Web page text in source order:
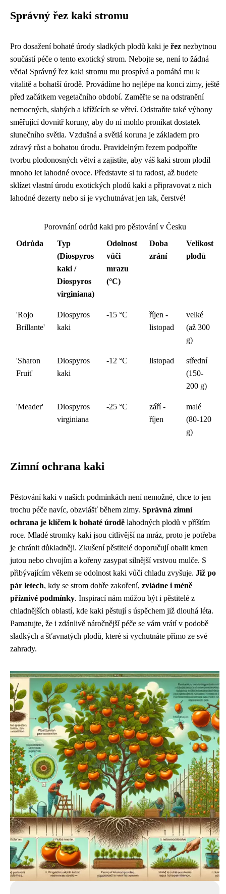
Správný řez kaki stromu
Pro dosažení bohaté úrody sladkých plodů kaki je řez nezbytnou
součástí péče o tento exotický strom. Nebojte se, není to žádná
věda! Správný řez kaki stromu mu prospívá a pomáhá mu k
vitalitě a bohatší úrodě. Provádíme ho nejlépe na konci zimy, ještě
před začátkem vegetačního období. Zaměřte se na odstranění
nemocných, slabých a křížících se větví. Odstraňte také výhony
směřující dovnitř koruny, aby do ní mohlo pronikat dostatek
slunečního světla. Vzdušná a světlá koruna je základem pro
zdravý růst a bohatou úrodu. Pravidelným řezem podpoříte
tvorbu plodonosných větví a zajistíte, aby váš kaki strom plodil
mnoho let lahodné ovoce. Představte si tu radost, až budete
sklízet vlastní úrodu exotických plodů kaki a připravovat z nich
lahodné dezerty nebo si je vychutnávat jen tak, čerstvé!
Porovnání odrůd kaki pro pěstování v Česku
Odrůda
Typ
(Diospyros
kaki /
Diospyros
virginiana)
Odolnost
vůči
mrazu
(°C)
Doba
zrání
Velikost
plodů
'Rojo
Brillante'
Diospyros
kaki
-15 °C
říjen -
listopad
velké
(až 300
g)
'Sharon
Fruit'
Diospyros
kaki
-12 °C listopad
střední
(150-
200 g)
'Meader'
Diospyros
virginiana
-25 °C
září -
říjen
malé
(80-120
g)
Zimní ochrana kaki
Pěstování kaki v našich podmínkách není nemožné, chce to jen
trochu péče navíc, obzvlášť během zimy. Správná zimní
ochrana je klíčem k bohaté úrodě lahodných plodů v příštím
roce. Mladé stromky kaki jsou citlivější na mráz, proto je potřeba
je chránit důkladněji. Zkušení pěstitelé doporučují obalit kmen
jutou nebo chvojím a kořeny zasypat silnější vrstvou mulče. S
přibývajícím věkem se odolnost kaki vůči chladu zvyšuje. Již po
pár letech, kdy se strom dobře zakoření, zvládne i méně
příznivé podmínky. Inspirací nám můžou být i pěstitelé z
chladnějších oblastí, kde kaki pěstují s úspěchem již dlouhá léta.
Pamatujte, že i zdánlivě náročnější péče se vám vrátí v podobě
sladkých a šťavnatých plodů, které si vychutnáte přímo ze své
zahrady.